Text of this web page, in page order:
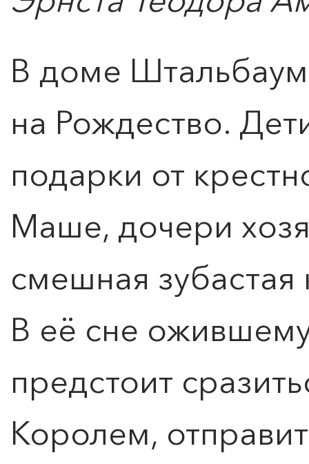
В доме
на Рождество.
подарки от
Маше, дочери
смешная
В её сне
предстоит
Королем,